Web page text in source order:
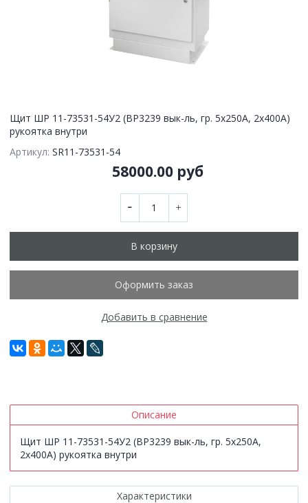
Щит ШР 11-73531-54У2 (ВР3239 вык-ль, гр. 5х250А, 2х400А)
рукоятка внутри
Артикул: SR11-73531-54
58000.00 руб
В корзину
Оформить заказ
Добавить в сравнение
Описание
Щит ШР 11-73531-54У2 (ВР3239 вык-ль, гр. 5х250А,
2х400А) рукоятка внутри
Характеристики